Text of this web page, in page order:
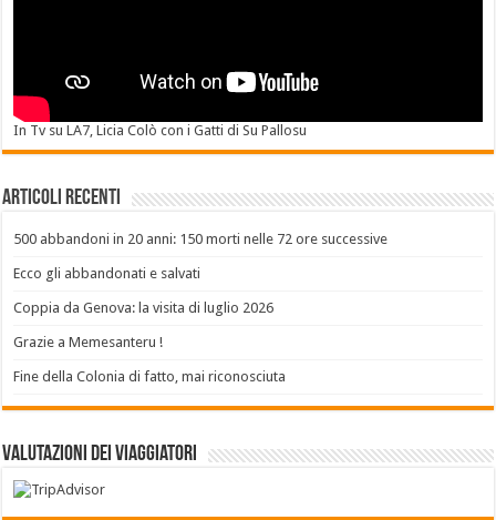
In Tv su LA7, Licia Colò con i Gatti di Su Pallosu
Articoli recenti
500 abbandoni in 20 anni: 150 morti nelle 72 ore successive
Ecco gli abbandonati e salvati
Coppia da Genova: la visita di luglio 2026
Grazie a Memesanteru !
Fine della Colonia di fatto, mai riconosciuta
Valutazioni dei Viaggiatori